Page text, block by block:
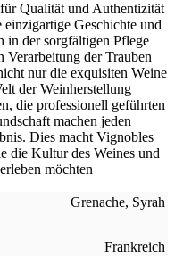
Qualität und Authentizität
Geschichte und
in der sorgfältigen Pflege
Verarbeitung der Trauben
nur die exquisiten Weine
der Weinherstellung
die professionell geführten
machen jeden
Dies macht Vignobles
die Kultur des Weines und
möchten
Grenache, Syrah
Frankreich